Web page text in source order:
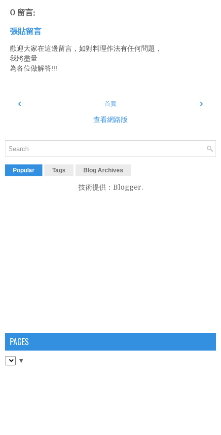
0 留言:
張貼留言
歡迎大家在這邊留言，如對料理作法有任何問題，
我將盡量
為各位做解答!!!
‹ ›
首頁
查看網路版
Popular Tags Blog Archives
技術提供： Blogger.
PAGES
▼